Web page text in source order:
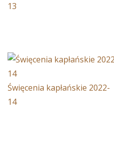
13
Święcenia kapłańskie 2022-
14